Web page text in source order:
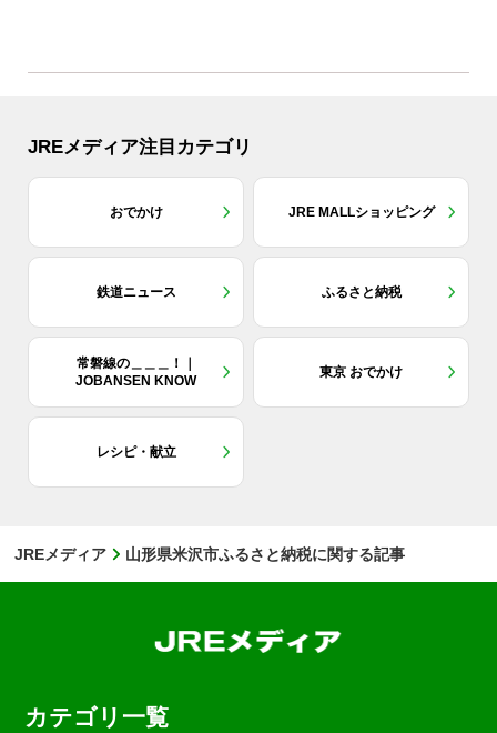
JREメディア注目カテゴリ
おでかけ JRE MALLショッピング
鉄道ニュース ふるさと納税
常磐線の＿＿＿！｜
JOBANSEN KNOW
東京 おでかけ
レシピ・献立
JREメディア 山形県米沢市ふるさと納税に関する記事
カテゴリ一覧